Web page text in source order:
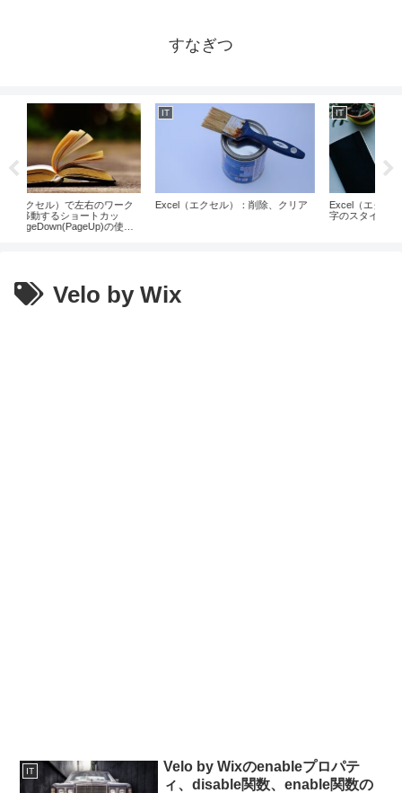
すなぎつ
（エクセル）：削除、クリア
IT
Excel（エクセル）：フォント、文
IT
Power
ム音声・WAV
Velo by Wix
IT
Velo by Wixのenableプロパテ
ィ、disable関数、enable関数の